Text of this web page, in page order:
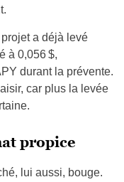
a déjà levé
à 0,056 $,
durant la prévente.
car plus la levée
propice
lui aussi, bouge.